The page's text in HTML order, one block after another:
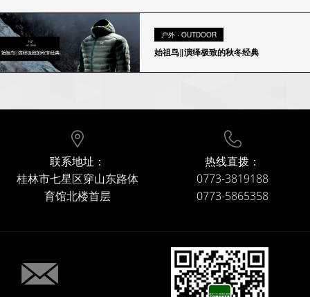
户外 · OUTDOOR
始祖鸟‖演绎极致的秋冬经典
联系地址：
桂林市七星区穿山东路体
育馆北楼首层
热线直拨：
0773-3819188
0773-5865358